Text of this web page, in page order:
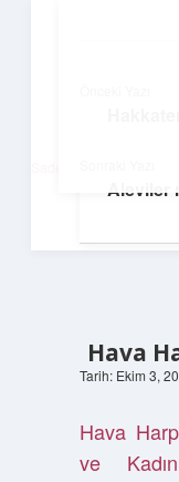
Hava
Tarih: Ekim 3,
Hava
ve
Aleviler